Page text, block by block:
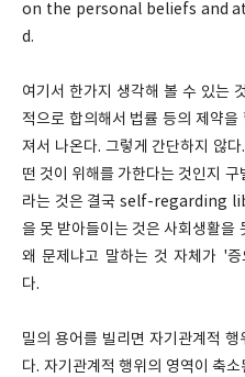
on the personal beliefs and
d.
여기서 한가지 생각해 볼 수 있는
적으로 합의해서 법률 등의 제약을
져서 나온다. 그렇게 간단하지 않
떤 것이 위해를 가한다는 것인지 구
라는 것은 결국 self-regarding
을 못 받아들이는 것은 사회생활을
왜 문제냐고 말하는 것 자체가 '
다.
밀의 용어를 빌리면 자기관계적
다. 자기관계적 행위의 영역이 축